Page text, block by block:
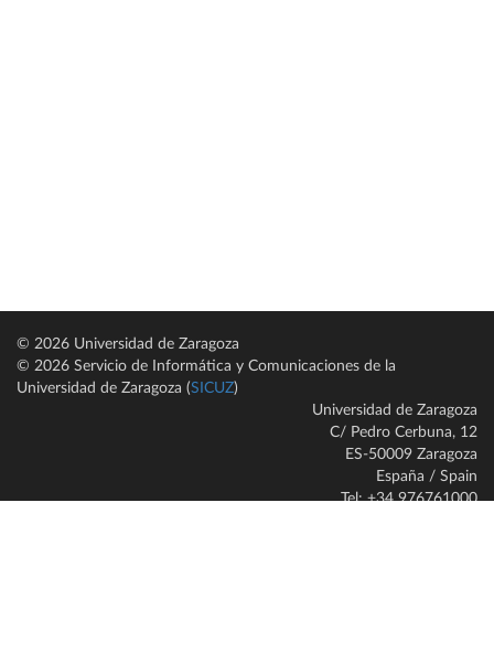
© 2026 Universidad de Zaragoza
© 2026 Servicio de Informática y Comunicaciones de la
Universidad de Zaragoza (SICUZ)
Universidad de Zaragoza
C/ Pedro Cerbuna, 12
ES-50009 Zaragoza
España / Spain
Tel: +34 976761000